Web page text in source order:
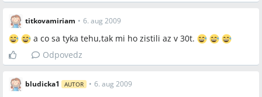
titkovamiriam • 6. aug 2009
a co sa tyka tehu,tak mi ho zistili az v 30t.
Odpovedz
bludicka1 AUTOR • 6. aug 2009